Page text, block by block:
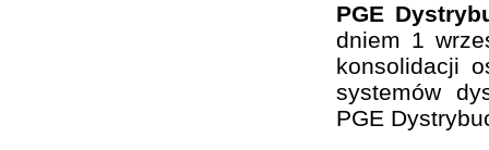
PGE
dniem 1
konsolidacji
systemów
PGE